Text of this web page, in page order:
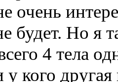
очень
будет. Но я
4 тела
у кого